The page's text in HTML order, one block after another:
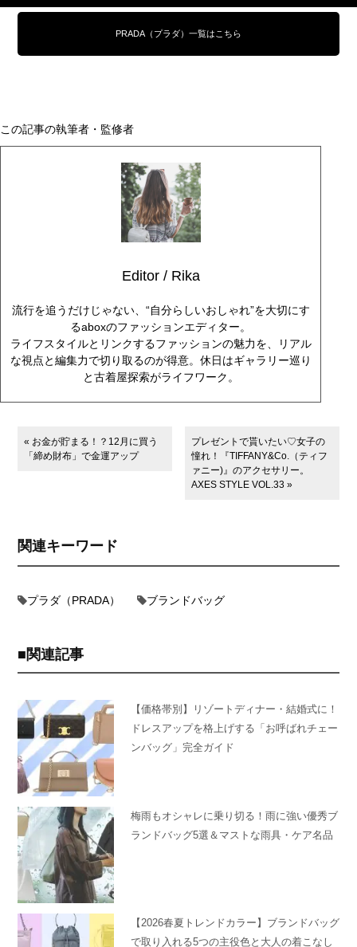
PRADA（プラダ）一覧はこちら
この記事の執筆者・監修者
Editor / Rika
流行を追うだけじゃない、“自分らしいおしゃれ”を大切にす
るaboxのファッションエディター。
ライフスタイルとリンクするファッションの魅力を、リアル
な視点と編集力で切り取るのが得意。休日はギャラリー巡り
と古着屋探索がライフワーク。
« お金が貯まる！？12月に買う
「締め財布」で金運アップ
プレゼントで貰いたい♡女子の
憧れ！『TIFFANY&Co.（ティフ
ァニー)』のアクセサリー。
AXES STYLE VOL.33 »
関連キーワード
プラダ（PRADA） ブランドバッグ
関連記事
【価格帯別】リゾートディナー・結婚式に！
ドレスアップを格上げする「お呼ばれチェー
ンバッグ」完全ガイド
梅雨もオシャレに乗り切る！雨に強い優秀ブ
ランドバッグ5選＆マストな雨具・ケア名品
【2026春夏トレンドカラー】ブランドバッグ
で取り入れる5つの主役色と大人の着こなし